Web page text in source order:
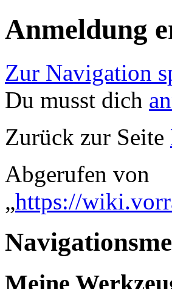
Anmeldung
Zur Navigation
Du musst dich
Zurück zur Seite
Abgerufen von
„https://
Meine